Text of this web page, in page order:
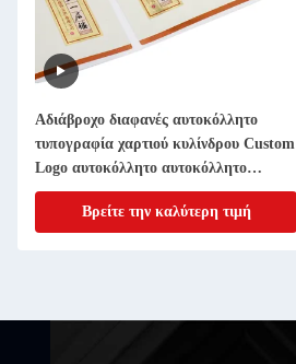
Αδιάβροχο διαφανές αυτοκόλλητο
τυπογραφία χαρτιού κυλίνδρου Custom
Logo αυτοκόλλητο αυτοκόλλητο
ετικέτα
Βρείτε την καλύτερη τιμή